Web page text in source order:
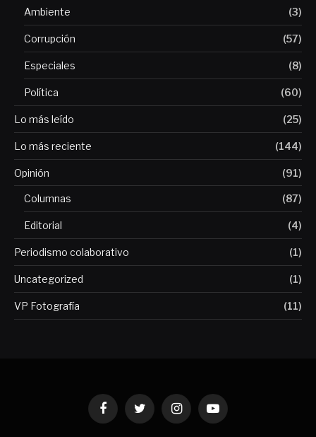
Ambiente (3)
Corrupción (57)
Especiales (8)
Política (60)
Lo más leído (25)
Lo más reciente (144)
Opinión (91)
Columnas (87)
Editorial (4)
Periodismo colaborativo (1)
Uncategorized (1)
VP Fotografía (11)
FacebookTwitter InstagramYouTube